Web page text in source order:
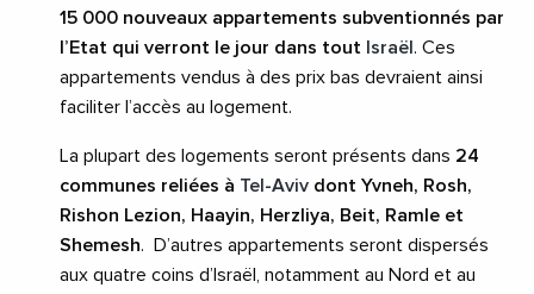
15 000 nouveaux appartements subventionnés par
l’Etat qui verront le jour dans tout
Israël . Ces
appartements vendus à des prix bas devraient ainsi
faciliter l’accès au logement.
La plupart des logements seront présents dans 24
communes reliées à Tel-Aviv dont Yvneh, Rosh,
Rishon Lezion, Haayin, Herzliya, Beit, Ramle et
Shemesh. D’autres appartements seront dispersés
aux quatre coins d’Israël, notamment au Nord et au